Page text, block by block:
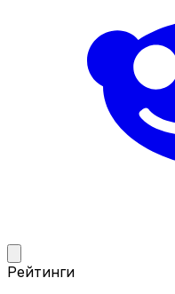
Рейтинги